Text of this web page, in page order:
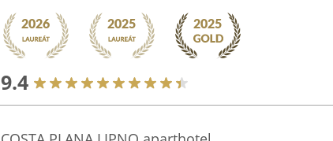
9.4